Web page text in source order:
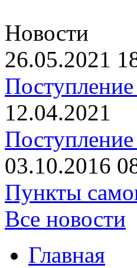
Новости
26.05.2021
12.04.2021
03.10.2016
Пункты
Все новости
Главная